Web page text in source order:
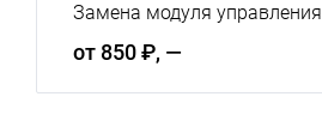
Замена модуля управления
от 850 ₽, —